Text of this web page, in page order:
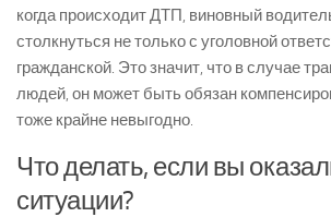
когда происходит ДТП, виновный
столкнуться не только с уголовной
гражданской. Это значит, что в случае
людей, он может быть обязан
тоже крайне невыгодно.
Что делать, если вы
ситуации?